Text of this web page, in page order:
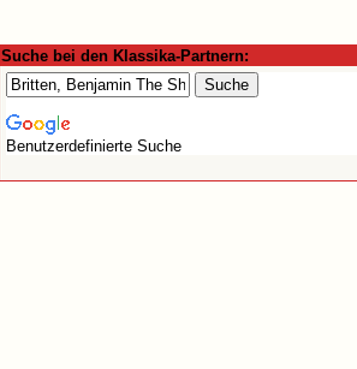
Suche bei den Klassika-Partnern:
Benutzerdefinierte Suche